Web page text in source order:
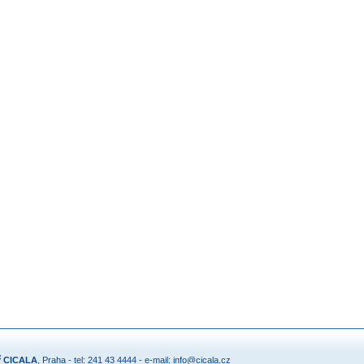
CICALA , Praha - tel: 241 43 4444 - e-mail: info@cicala.cz